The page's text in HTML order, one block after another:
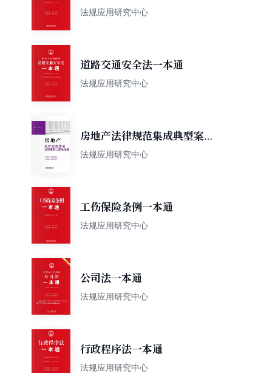
法规应用研究中心
道路交通安全法一本通
法规应用研究中心
房地产法律规范集成典型案例
与疑难精解
法规应用研究中心
工伤保险条例一本通
法规应用研究中心
公司法一本通
法规应用研究中心
行政程序法一本通
法规应用研究中心